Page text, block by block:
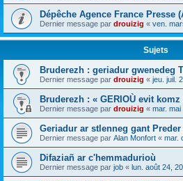
Dépêche Agence France Presse
Dernier message par drouizig « ven.
Sujets
Bruderezh : geriadur gwenedeg
Dernier message par drouizig « jeu. juil.
Bruderezh : « GERIOÙ evit
Dernier message par drouizig « mar. mai
Geriadur ar stlenneg gant
Dernier message par Alan Monfort « mar.
Difaziañ ar c'hemmadurioù
Dernier message par job « lun. août 24,